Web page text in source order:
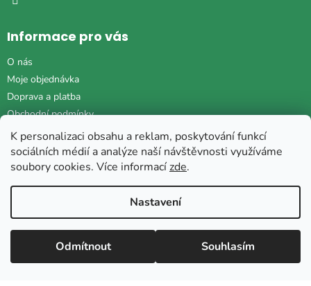
K personalizaci obsahu a reklam, poskytování funkcí
sociálních médií a analýze naší návštěvnosti využíváme
soubory cookies. Více informacízde.
Nastavení
Odmítnout Souhlasím
Informace pro vás
O nás
Moje objednávka
Doprava a platba
Obchodní podmínky
Co znamená ECO-FRIENDLY?
Ochrana osobních údajů
Reklamační formulář
Odstoupení od smlouvy
Facebook